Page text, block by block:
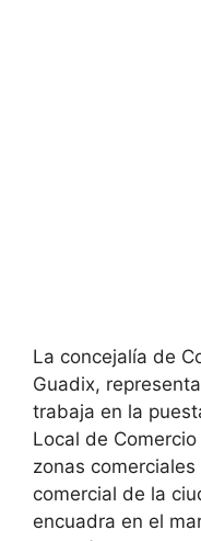
La concejalía de
Guadix,
trabaja en la
Local de
zonas
comercial de la
encuadra en el